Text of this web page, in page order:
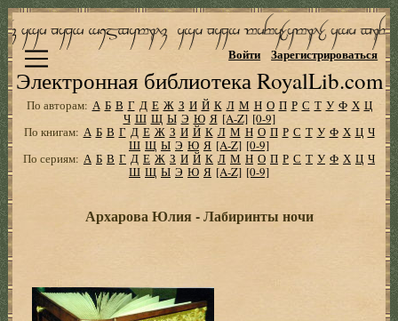
Электронная библиотека RoyalLib.com
Войти Зарегистрироваться
По авторам: А Б В Г Д Е Ж З И Й К Л М Н О П Р С Т У Ф Х Ц
Ч Ш Щ Ы Э Ю Я [A-Z] [0-9]
По книгам: А Б В Г Д Е Ж З И Й К Л М Н О П Р С Т У Ф Х Ц Ч
Ш Щ Ы Э Ю Я [A-Z] [0-9]
По сериям: А Б В Г Д Е Ж З И Й К Л М Н О П Р С Т У Ф Х Ц Ч
Ш Щ Ы Э Ю Я [A-Z] [0-9]
Архарова Юлия - Лабиринты ночи